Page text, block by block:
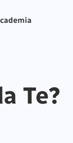
Te?